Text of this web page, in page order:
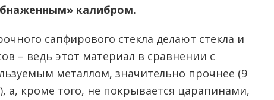
калибром.
сапфирового стекла делают стекла и
– ведь этот материал в сравнении с
металлом, значительно прочнее (9
а, кроме того, не покрывается царапинами,